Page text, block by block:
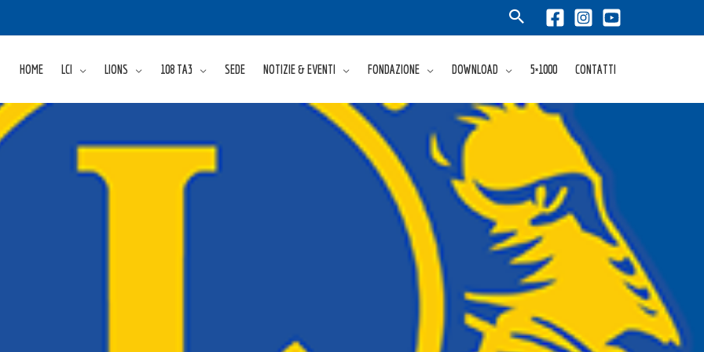
HOME LCI LIONS 108 TA3 SEDE NOTIZIE & EVENTI FONDAZIONE DOWNLOAD 5×1000 CONTATTI